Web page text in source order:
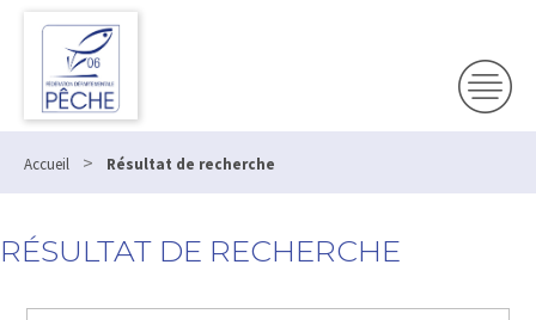
Accueil > Résultat de recherche
RÉSULTAT DE RECHERCHE